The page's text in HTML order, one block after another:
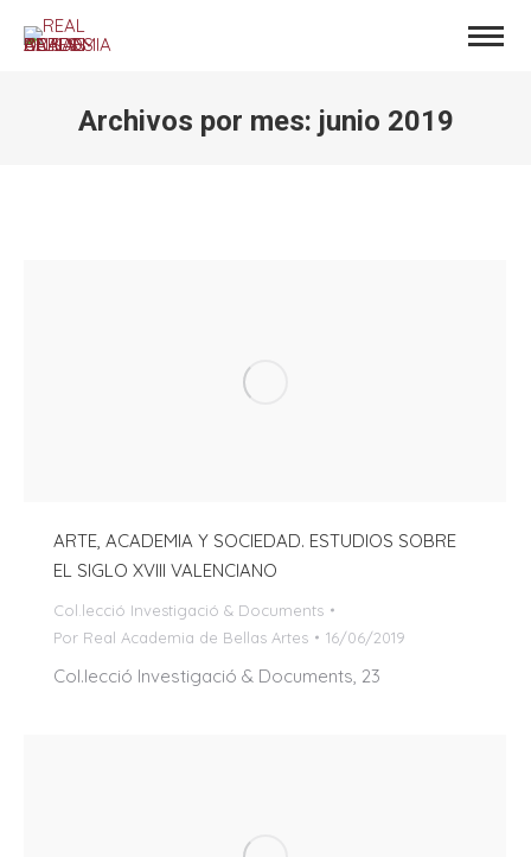
Archivos por mes: junio 2019
ARTE, ACADEMIA Y SOCIEDAD. ESTUDIOS SOBRE
EL SIGLO XVIII VALENCIANO
Col.lecció Investigació & Documents
Por Real Academia de Bellas Artes 16/06/2019
Col.lecció Investigació & Documents, 23